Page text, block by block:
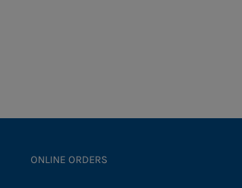
ONLINE ORDERS